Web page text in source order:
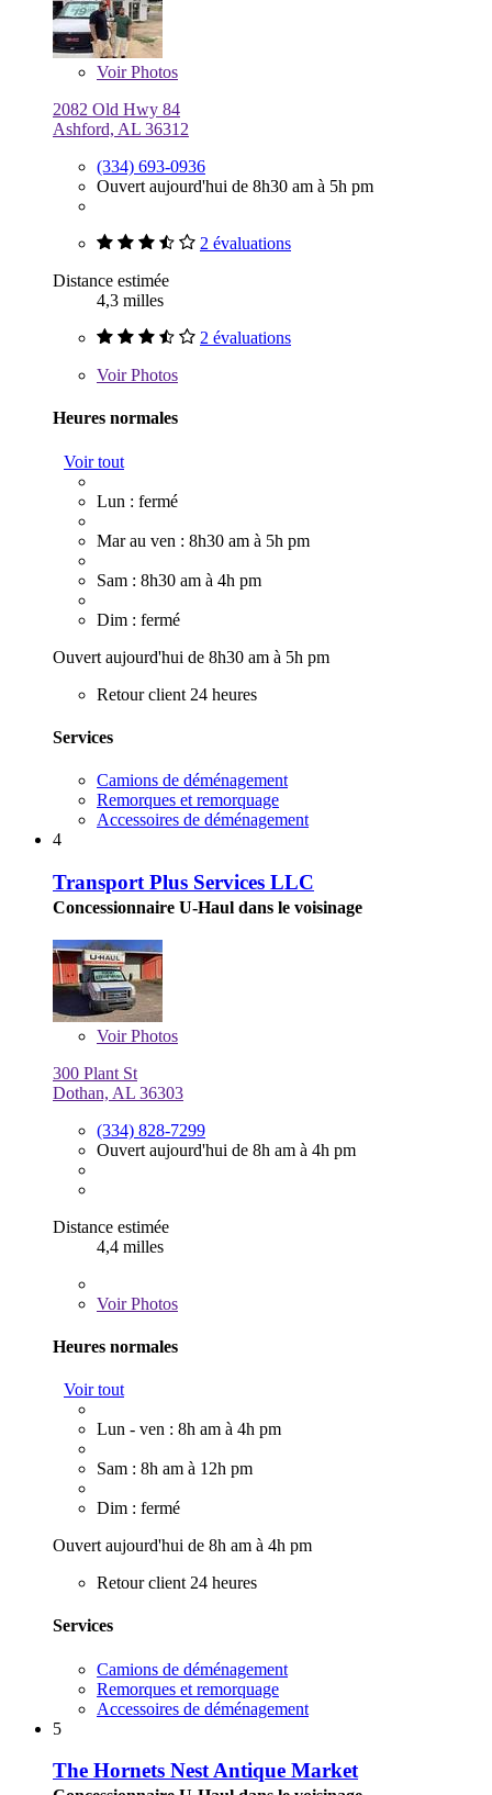
VoirPhotos
2082 Old Hwy 84
Ashford, AL 36312
(334) 693-0936
Ouvert aujourd'hui de 8h30 am à 5h pm
2 évaluations
Distance estimée
4,3 milles
2 évaluations
VoirPhotos
Heures normales
Voir tout
Lun : fermé
Mar au ven : 8h30 am à 5h pm
Sam : 8h30 am à 4h pm
Dim : fermé
Ouvert aujourd'hui de 8h30 am à 5h pm
Retour client 24 heures
Services
Camions de déménagement
Remorques et remorquage
Accessoires de déménagement
4
Transport Plus Services LLC
Concessionnaire U-Haul dans le voisinage
VoirPhotos
300 Plant St
Dothan, AL 36303
(334) 828-7299
Ouvert aujourd'hui de 8h am à 4h pm
Distance estimée
4,4 milles
VoirPhotos
Heures normales
Voir tout
Lun - ven : 8h am à 4h pm
Sam : 8h am à 12h pm
Dim : fermé
Ouvert aujourd'hui de 8h am à 4h pm
Retour client 24 heures
Services
Camions de déménagement
Remorques et remorquage
Accessoires de déménagement
5
The Hornets Nest Antique Market